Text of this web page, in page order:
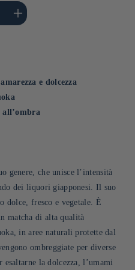
per Default
Title
e dolcezza
all’ombra
genere, che unisce l’intensità
dei liquori giapponesi. Il suo
dolce, fresco e vegetale. È
matcha di alta qualità
in aree naturali protette dal
ombreggiate per diverse
la dolcezza, l’umami